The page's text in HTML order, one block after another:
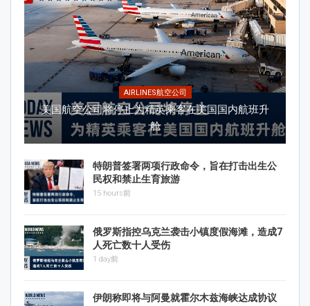
AIRLINES航空公司
美国航空公司将停止为精英乘客在美国国内航班升
舱
特朗普签署两项行政命令，旨在打击出生公
民权和禁止生育旅游
15 hours前
俄罗斯指控乌克兰袭击小镇度假海滩，造成7
人死亡数十人受伤
1 day前
伊朗称即将与阿曼就霍尔木兹海峡达成协议